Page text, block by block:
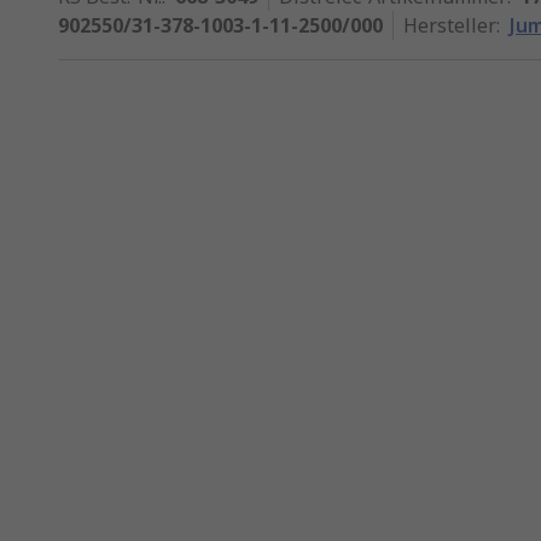
902550/31-378-1003-1-11-2500/000
Hersteller: